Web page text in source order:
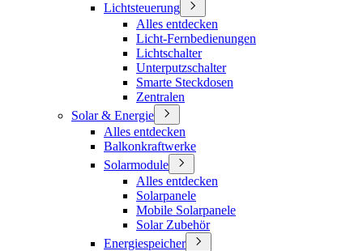
Lichtsteuerung
Alles entdecken
Licht-Fernbedienungen
Lichtschalter
Unterputzschalter
Smarte Steckdosen
Zentralen
Solar & Energie
Alles entdecken
Balkonkraftwerke
Solarmodule
Alles entdecken
Solarpanele
Mobile Solarpanele
Solar Zubehör
Energiespeicher